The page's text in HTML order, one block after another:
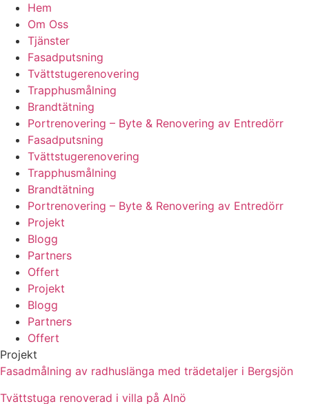
Hem
Om Oss
Tjänster
Fasadputsning
Tvättstugerenovering
Trapphusmålning
Brandtätning
Portrenovering – Byte & Renovering av Entredörr
Fasadputsning
Tvättstugerenovering
Trapphusmålning
Brandtätning
Portrenovering – Byte & Renovering av Entredörr
Projekt
Blogg
Partners
Offert
Projekt
Blogg
Partners
Offert
Projekt
Fasadmålning av radhuslänga med trädetaljer i Bergsjön
Tvättstuga renoverad i villa på Alnö